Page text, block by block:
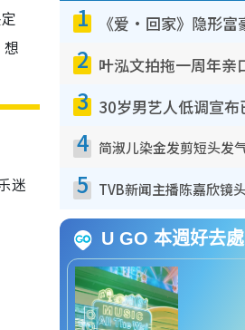
迷
1
2
3
4
5
U GO 本週好去處